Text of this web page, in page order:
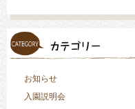
お知らせ
入園説明会